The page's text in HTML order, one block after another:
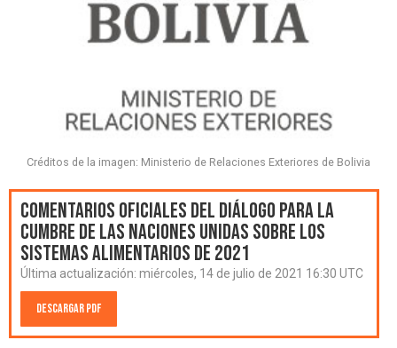
Comentarios oficiales del Diálogo para la
Cumbre de las Naciones Unidas sobre los
Sistemas Alimentarios de 2021
Última actualización: miércoles, 14 de julio de 2021 16:30 UTC
Descargar PDF
Créditos de la imagen: Ministerio de Relaciones Exteriores de Bolivia